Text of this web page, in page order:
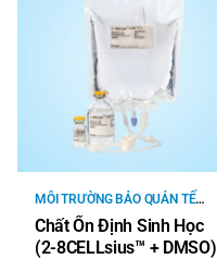
MÔI TRƯỜNG BẢO QUẢN TẾ
BÀO
Chất Ổn Định Sinh Học
(2-8CELLsius™ + DMSO)